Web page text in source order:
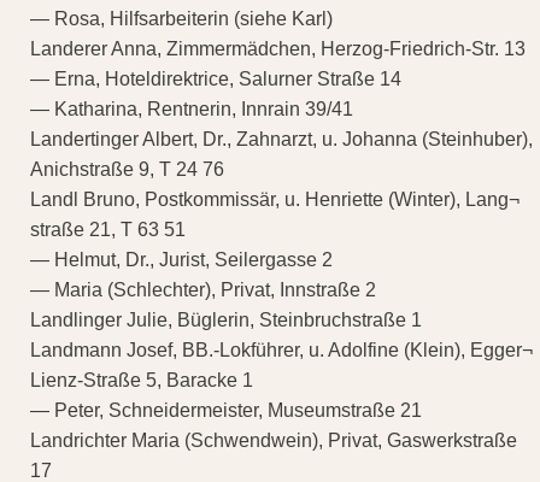
— Rosa, Hilfsarbeiterin (siehe Karl)
Landerer Anna, Zimmermädchen, Herzog-Friedrich-Str. 13
— Erna, Hoteldirektrice, Salurner Straße 14
— Katharina, Rentnerin, Innrain 39/41
Landertinger Albert, Dr., Zahnarzt, u. Johanna (Steinhuber),
Anichstraße 9, T 24 76
Landl Bruno, Postkommissär, u. Henriette (Winter), Lang¬
straße 21, T 63 51
— Helmut, Dr., Jurist, Seilergasse 2
— Maria (Schlechter), Privat, Innstraße 2
Landlinger Julie, Büglerin, Steinbruchstraße 1
Landmann Josef, BB.-Lokführer, u. Adolfine (Klein), Egger¬
Lienz-Straße 5, Baracke 1
— Peter, Schneidermeister, Museumstraße 21
Landrichter Maria (Schwendwein), Privat, Gaswerkstraße
17